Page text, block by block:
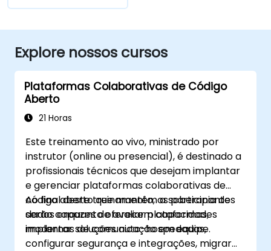
Explore nossos cursos
Plataformas Colaborativas de Código
Aberto
21 Horas
Este treinamento ao vivo, ministrado por
instrutor (online ou presencial), é destinado a
profissionais técnicos que desejam implantar
e gerenciar plataformas colaborativas de
código aberto que mantêm a soberania de
dados enquanto oferecem capacidades
modernas de comunicação em equipe.
Ao final deste treinamento, os participantes
serão capazes de avaliar plataformas,
implantar soluções auto-hospedadas,
configurar segurança e integrações, migrar